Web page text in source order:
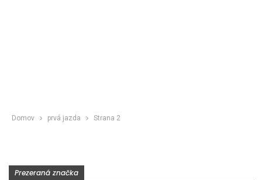
Domov prvá jazda Strana 2
Prezeraná značka